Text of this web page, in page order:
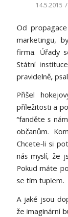
14.5.2015 /
Od
marketingu,
firma. Úřady
Státní
pravidelně,
Přišel
příležitosti a
“fanděte s
občanům.
Chcete-li si
nás myslí, že
Pokud máte
se tím tuplem.
A jaké jsou
že imaginární